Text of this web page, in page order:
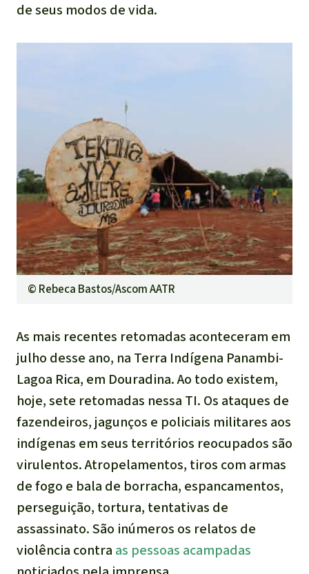
de seus modos de vida.
© Rebeca Bastos/Ascom AATR
As mais recentes retomadas aconteceram em
julho desse ano, na Terra Indígena Panambi-
Lagoa Rica, em Douradina. Ao todo existem,
hoje, sete retomadas nessa TI. Os ataques de
fazendeiros, jagunços e policiais militares aos
indígenas em seus territórios reocupados são
virulentos. Atropelamentos, tiros com armas
de fogo e bala de borracha, espancamentos,
perseguição, tortura, tentativas de
assassinato. São inúmeros os relatos de
violência contra as pessoas acampadas